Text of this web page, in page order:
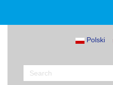
Polski